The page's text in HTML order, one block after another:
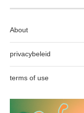
About
privacybeleid
terms of use